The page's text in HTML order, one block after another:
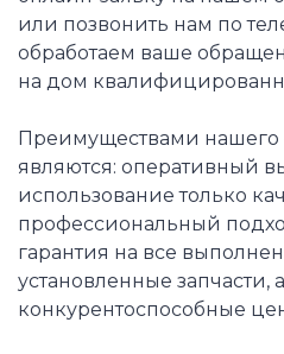
или позвонить нам по
обработаем ваше
на дом
Преимуществами нашего
являются: оперативный
использование только
профессиональный
гарантия на все
установленные запчасти,
конкурентоспособные